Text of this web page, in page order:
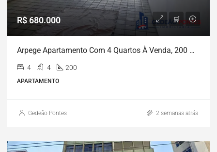
R$ 680.000
Arpege Apartamento Com 4 Quartos À Venda, 200 M2 Por R$ 750.000 – Espinheiro – Recife/PE
4 4 200
APARTAMENTO
Gedeão Pontes 2 semanas atrás